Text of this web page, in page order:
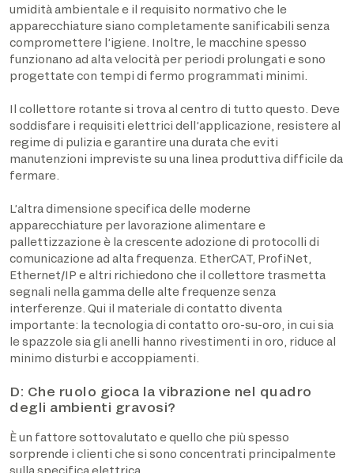
umidità ambientale e il requisito normativo che le
apparecchiature siano completamente sanificabili senza
compromettere l’igiene. Inoltre, le macchine spesso
funzionano ad alta velocità per periodi prolungati e sono
progettate con tempi di fermo programmati minimi.
Il collettore rotante si trova al centro di tutto questo. Deve
soddisfare i requisiti elettrici dell’applicazione, resistere al
regime di pulizia e garantire una durata che eviti
manutenzioni impreviste su una linea produttiva difficile da
fermare.
L’altra dimensione specifica delle moderne
apparecchiature per lavorazione alimentare e
pallettizzazione è la crescente adozione di protocolli di
comunicazione ad alta frequenza. EtherCAT, ProfiNet,
Ethernet/IP e altri richiedono che il collettore trasmetta
segnali nella gamma delle alte frequenze senza
interferenze. Qui il materiale di contatto diventa
importante: la tecnologia di contatto oro-su-oro, in cui sia
le spazzole sia gli anelli hanno rivestimenti in oro, riduce al
minimo disturbi e accoppiamenti.
D: Che ruolo gioca la vibrazione nel quadro
degli ambienti gravosi?
È un fattore sottovalutato e quello che più spesso
sorprende i clienti che si sono concentrati principalmente
sulla specifica elettrica.